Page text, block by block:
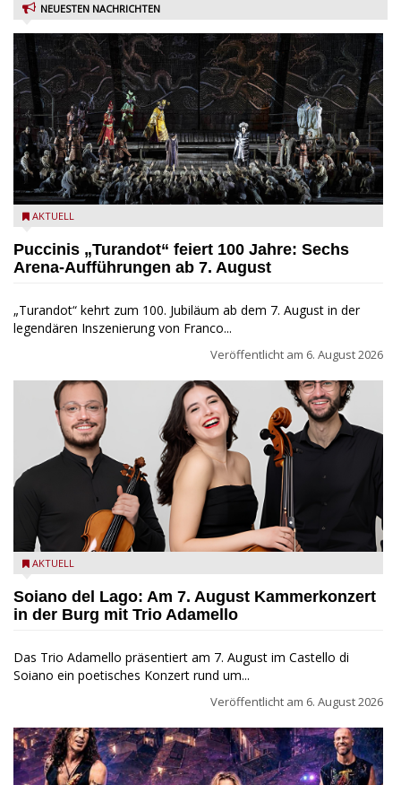
NEUESTEN NACHRICHTEN
Turandot in der Arena von Verona - Ennevi für Fondazione
AKTUELL
Puccinis „Turandot“ feiert 100 Jahre: Sechs
Arena-Aufführungen ab 7. August
„Turandot“ kehrt zum 100. Jubiläum ab dem 7. August in der
legendären Inszenierung von Franco...
Veröffentlicht am 6. August 2026
Trio Adamello
AKTUELL
Soiano del Lago: Am 7. August Kammerkonzert
in der Burg mit Trio Adamello
Das Trio Adamello präsentiert am 7. August im Castello di
Soiano ein poetisches Konzert rund um...
Veröffentlicht am 6. August 2026